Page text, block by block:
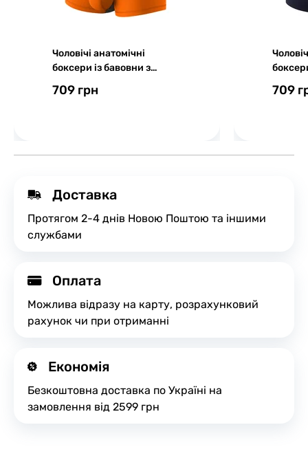
Чоловічі анатомічні
боксери із бавовни з
Light, Black Series,
709 грн
Light,
709
Доставка
Протягом 2-4 днів Новою Поштою та іншими
службами
Оплата
Можлива відразу на карту, розрахунковий
рахунок чи при отриманні
Економія
Безкоштовна доставка по Україні на
замовлення від 2599 грн